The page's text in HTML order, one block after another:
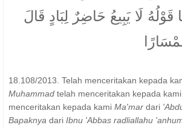
لَا يَبِيعُ حَاضِرٌ لِبَادٍ قَالَ
18.108/2013. Telah menceritakan kepada
Muhammad telah menceritakan kepada kami
menceritakan kepada kami Ma'mar dari
Bapaknya dari Ibnu 'Abbas radliallahu